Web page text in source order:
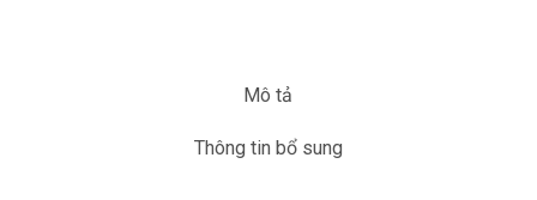
Mô tả
Thông tin bổ sung